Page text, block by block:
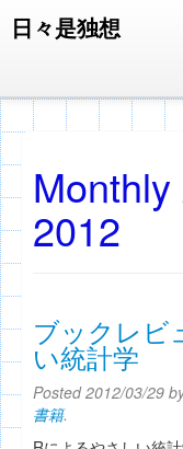
日々是独想
ぞうさん通信
レビュー
コンピュータ関連
2012
ブックレ
い統計学
Posted2012/03/29
書籍.